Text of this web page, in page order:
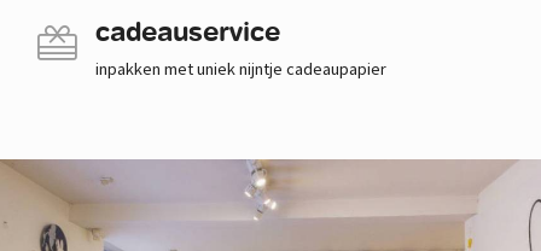
cadeauservice
inpakken met uniek nijntje cadeaupapier